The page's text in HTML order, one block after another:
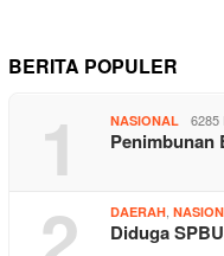
BERITA POPULER
1 NASIONAL 6285
DAERAH
Diduga